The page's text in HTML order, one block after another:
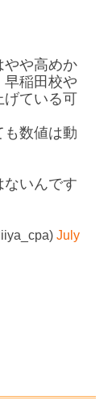
やや高めか
早稲田校や
げている可
も数値は動
ないんです
July